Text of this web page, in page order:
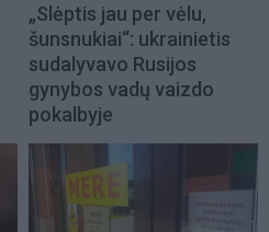
„Slėptis jau per vėlu,
šunsnukiai“: ukrainietis
sudalyvavo Rusijos
gynybos vadų vaizdo
pokalbyje